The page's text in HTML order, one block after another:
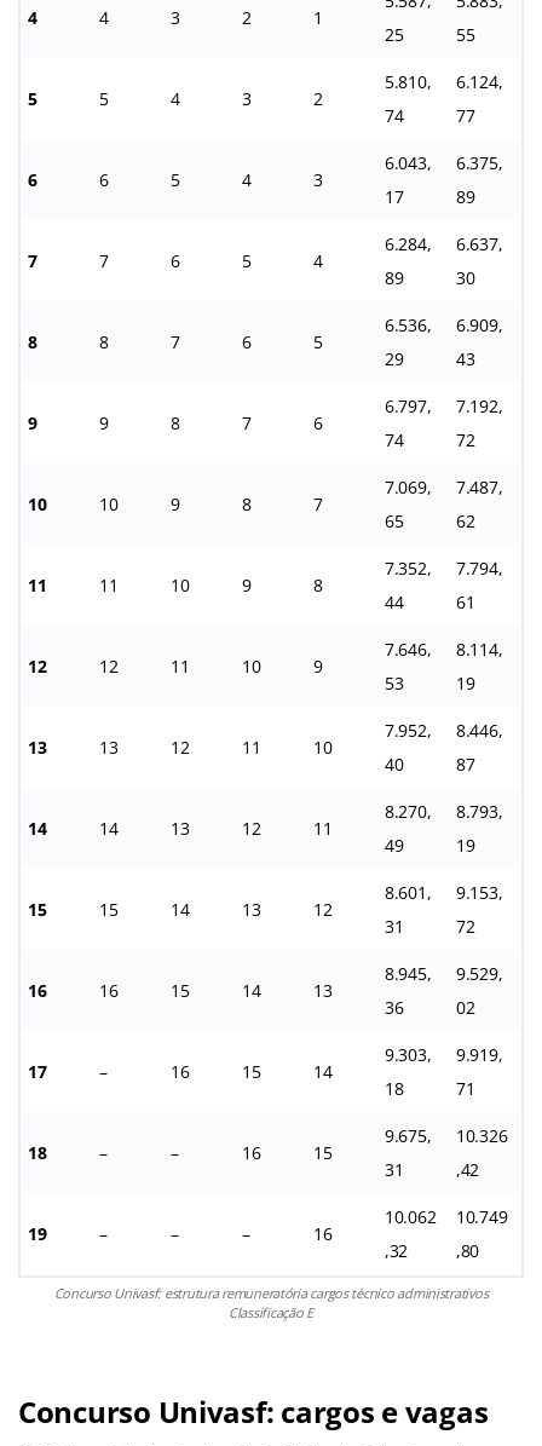
4 4 3 2 1
25
55
5 5 4 3 2
5.810,
74
6.124,
77
6 6 5 4 3
6.043,
17
6.375,
89
7 7 6 5 4
6.284,
89
6.637,
30
8 8 7 6 5
6.536,
29
6.909,
43
9 9 8 7 6
6.797,
74
7.192,
72
10 10 9 8 7
7.069,
65
7.487,
62
11 11 10 9 8
7.352,
44
7.794,
61
12 12 11 10 9
7.646,
53
8.114,
19
13 13 12 11 10
7.952,
40
8.446,
87
14 14 13 12 11
8.270,
49
8.793,
19
15 15 14 13 12
8.601,
31
9.153,
72
16 16 15 14 13
8.945,
36
9.529,
02
17 – 16 15 14
9.303,
18
9.919,
71
18 – – 16 15
9.675,
31
10.326
,42
19 – – – 16
10.062
,32
10.749
,80
Concurso Univasf: estrutura remuneratória cargos técnico administrativos
Classificação E
Concurso Univasf: cargos e vagas